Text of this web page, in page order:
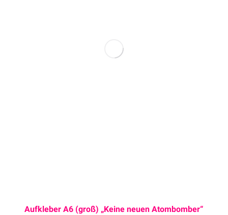
Aufkleber A6 (groß) „Keine neuen Atombomber“